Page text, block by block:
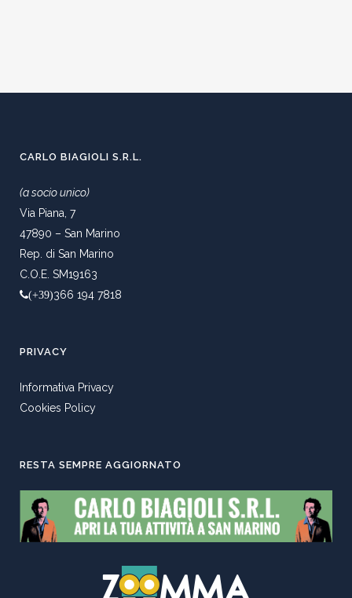
CARLO BIAGIOLI S.R.L.
(a socio unico)
Via Piana, 7
47890 – San Marino
Rep. di San Marino
C.O.E. SM19163
(+39)366 194 7818
PRIVACY
Informativa Privacy
Cookies Policy
RESTA SEMPRE AGGIORNATO